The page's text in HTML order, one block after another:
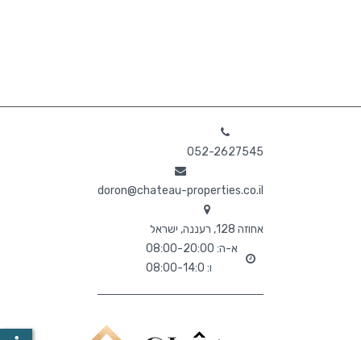
052-2627545
doron@chateau-properties.co.il
אחוזה 128, רעננה, ישראל
א-ה: 08:00-20:00
ו: 08:00-14:0